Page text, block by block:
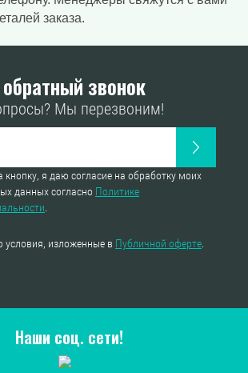
заказа.
звонок
Мы перезвоним!
я даю согласие на обработку моих
данных согласно Политике
изложенные в Публичной оферте
Наши соц. сети!